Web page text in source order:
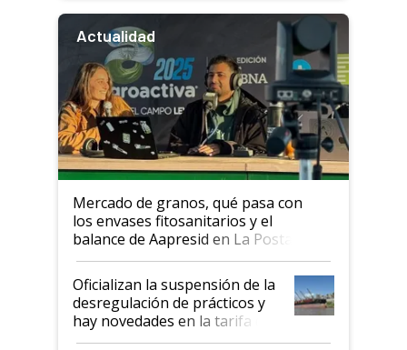
Actualidad
Mercado de granos, qué pasa con
los envases fitosanitarios y el
balance de Aapresid en La Posta
Oficializan la suspensión de la
desregulación de prácticos y
hay novedades en la tarifa de
la hidrovía